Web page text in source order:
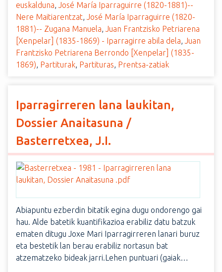
euskalduna, José María Iparraguirre (1820-1881)--
Nere Maitiarentzat, José María Iparraguirre (1820-
1881)-- Zugana Manuela, Juan Frantzisko Petriarena
[Xenpelar] (1835-1869) - Iparragirre abila dela, Juan
Frantzisko Petriarena Berrondo [Xenpelar] (1835-
1869), Partiturak, Partituras, Prentsa-zatiak
Iparragirreren lana laukitan,
Dossier Anaitasuna /
Basterretxea, J.I.
Abiapuntu ezberdin bitatik egina dugu ondorengo gai
hau. Alde batetik kuantifikazioa erabiliz datu batzuk
ematen ditugu Joxe Mari Iparragirreren lanari buruz
eta bestetik lan berau erabiliz nortasun bat
atzematzeko bideak jarri.Lehen puntuari (gaiak…